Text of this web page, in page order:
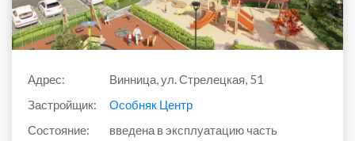
Адрес:
Винница, ул. Стрелецкая, 51
Застройщик:
Особняк Центр
Состояние:
введена в эксплуатацию часть